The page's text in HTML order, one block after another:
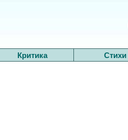
Критика Стихи